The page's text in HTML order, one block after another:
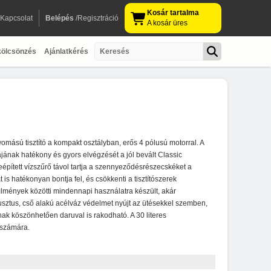
Kapcsolat Belépés /Regisztráció
Kosár tartalma
A kosár üres
Ajánlatkérés
tisztító a kompakt osztályban, erős 4 pólusú motorral. A
hatékony és gyors elvégzését a jól bevált Classic
vízszűrő távol tartja a szennyeződésrészecskéket a
hatékonyan bontja fel, és csökkenti a tisztítószerek
közötti mindennapi használatra készült, akár
cső alakú acélváz védelmet nyújt az ütésekkel szemben,
köszönhetően daruval is rakodható. A 30 literes